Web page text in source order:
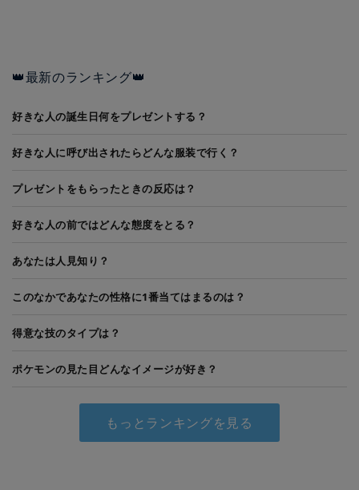
👑最新のランキング👑
好きな人の誕生日何をプレゼントする？
好きな人に呼び出されたらどんな服装で行く？
プレゼントをもらったときの反応は？
好きな人の前ではどんな態度をとる？
あなたは人見知り？
このなかであなたの性格に1番当てはまるのは？
得意な技のタイプは？
ポケモンの見た目どんなイメージが好き？
もっとランキングを見る